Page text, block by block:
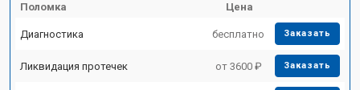
Поломка Цена
Диагностика бесплатно Заказать
Ликвидация протечек от 3600 ₽ Заказать